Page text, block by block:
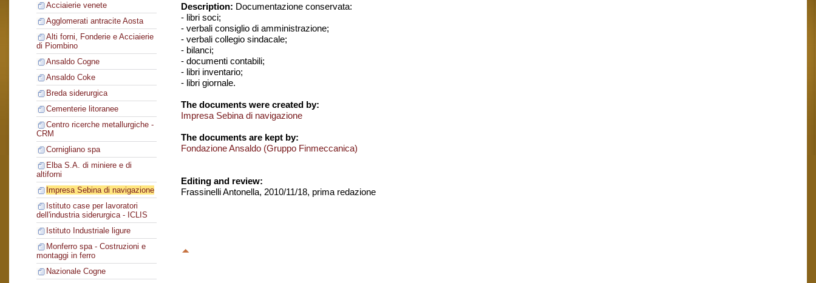
Acciaierie venete
Agglomerati antracite Aosta
Alti forni, Fonderie e Acciaierie
di Piombino
Ansaldo Cogne
Ansaldo Coke
Breda siderurgica
Cementerie litoranee
Centro ricerche metallurgiche -
CRM
Cornigliano spa
Elba S.A. di miniere e di
altiforni
Impresa Sebina di navigazione
Istituto case per lavoratori
dell'industria siderurgica - ICLIS
Istituto Industriale ligure
Monferro spa - Costruzioni e
montaggi in ferro
Nazionale Cogne
Description: Documentazione conservata:
- libri soci;
- verbali consiglio di amministrazione;
- verbali collegio sindacale;
- bilanci;
- documenti contabili;
- libri inventario;
- libri giornale.
The documents were created by:
Impresa Sebina di navigazione
The documents are kept by:
Fondazione Ansaldo (Gruppo Finmeccanica)
Editing and review:
Frassinelli Antonella, 2010/11/18, prima redazione